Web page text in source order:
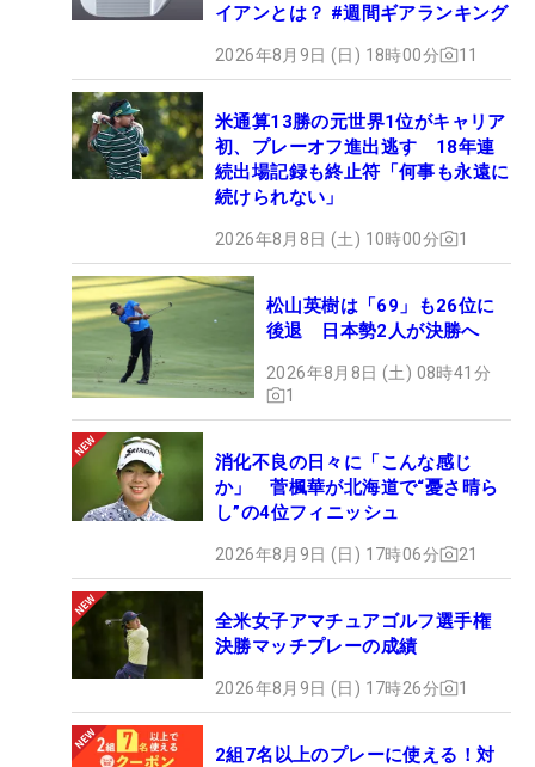
イアンとは？ #週間ギアランキング
2026年8月9日 (日) 18時00分 11
米通算13勝の元世界1位がキャリア
初、プレーオフ進出逃す 18年連
続出場記録も終止符「何事も永遠に
続けられない」
2026年8月8日 (土) 10時00分 1
松山英樹は「69」も26位に
後退 日本勢2人が決勝へ
2026年8月8日 (土) 08時41分
1
消化不良の日々に「こんな感じ
か」 菅楓華が北海道で“憂さ晴ら
し”の4位フィニッシュ
2026年8月9日 (日) 17時06分 21
全米女子アマチュアゴルフ選手権
決勝マッチプレーの成績
2026年8月9日 (日) 17時26分 1
2組7名以上のプレーに使える！対